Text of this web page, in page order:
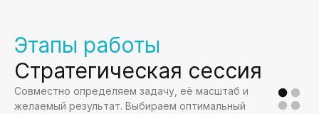
Этапы работы
Стратегическая сессия
Совместно определяем задачу, её масштаб и
желаемый результат. Выбираем оптимальный